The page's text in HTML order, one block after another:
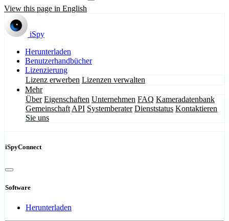
View this page in English
iSpy
Herunterladen
Benutzerhandbücher
Lizenzierung
Lizenz erwerben Lizenzen verwalten
Mehr
Über Eigenschaften Unternehmen FAQ Kameradatenbank
Gemeinschaft API Systemberater Dienststatus Kontaktieren
Sie uns
iSpyConnect
Software
Herunterladen